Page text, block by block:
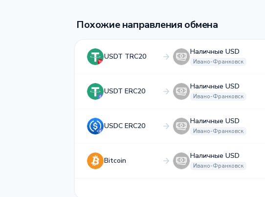
Похожие направления обмена
USDT TRC20
Наличные USD
Ивано-Франковск
USDT ERC20
Наличные USD
Ивано-Франковск
USDC ERC20
Наличные USD
Ивано-Франковск
Bitcoin
Наличные USD
Ивано-Франковск